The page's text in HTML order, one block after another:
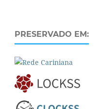
PRESERVADO EM: